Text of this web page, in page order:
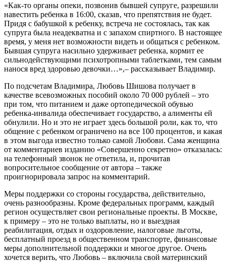
«Как-то органы опеки, позвонив бывшей супруге, разрешили
навестить ребенка в 16:00, сказав, что препятствия не будет.
Придя с бабушкой к ребенку, встреча не состоялась, так как
супруга была неадекватна и с запахом спиртного. В настоящее
время, у меня нет возможности видеть и общаться с ребенком.
Бывшая супруга насильно удерживает ребенка, кормит ее
сильнодействующими психотропными таблетками, тем самым
нанося вред здоровью девочки…»,– рассказывает Владимир.
По подсчетам Владимира, Любовь Шишова получает в
качестве всевозможных пособий около 70 000 рублей – это
при том, что питанием и даже ортопедической обувью
ребенка-инвалида обеспечивает государство, а алименты ей
обнулили. Но и это не играет здесь большой роли, как то, что
общение с ребенком ограничено на все 100 процентов, и какая
в этом выгода известно только самой Любови. Сама женщина
от комментариев изданию «Совершенно секретно» отказалась:
на телефонный звонок не ответила, и, прочитав
вопросительное сообщение от автора – также
проигнорировала запрос на комментарий.
Меры поддержки со стороны государства, действительно,
очень разнообразны. Кроме федеральных программ, каждый
регион осуществляет свои региональные проекты. В Москве,
к примеру – это не только выплаты, но и выездная
реабилитация, отдых и оздоровление, налоговые льготы,
бесплатный проезд в общественном транспорте, финансовые
меры дополнительной поддержки и многое другое. Очень
хочется верить, что Любовь – включила свой материнский